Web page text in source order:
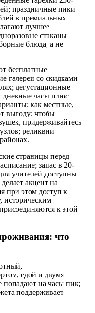
праздничные пики
в премиальных
лучшее
стаканы
блюда, а не
бесплатные
галереи со скидками
дегустационные
дневные часы плюс
как местные,
выгоду; чтобы
придерживайтесь
реликвии
страницы перед
запас в 20-
учителей доступны
акцент на
при этом доступ к
историческим
к этой
что
едой и двумя
попадают на часы пик;
поддерживает